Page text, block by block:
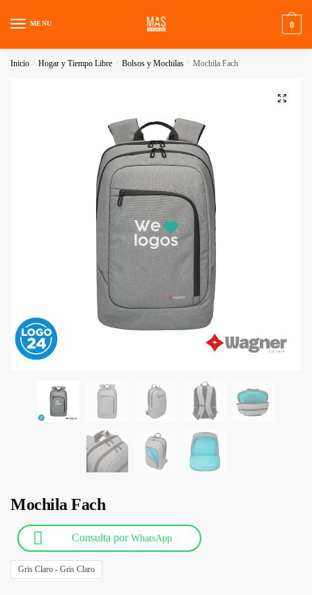
MENU 0
Inicio / Hogar y Tiempo Libre / Bolsos y Mochilas / Mochila Fach
🔍
Mochila Fach
Consulta por WhatsApp
Gris Claro - Gris Claro